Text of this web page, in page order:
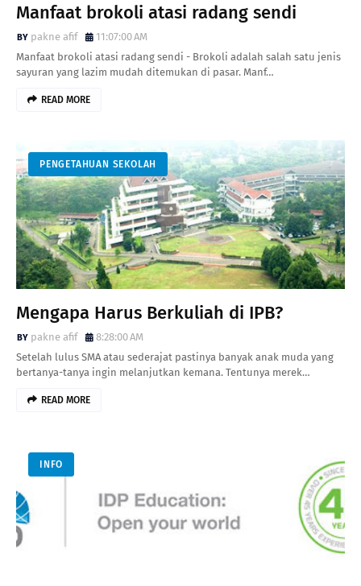
Manfaat brokoli atasi radang sendi
pakne afif
11:07:00 AM
Manfaat brokoli atasi radang sendi - Brokoli adalah salah satu jenis
sayuran yang lazim mudah ditemukan di pasar. Manf…
READ MORE
PENGETAHUAN SEKOLAH
Mengapa Harus Berkuliah di IPB?
pakne afif
8:28:00 AM
Setelah lulus SMA atau sederajat pastinya banyak anak muda yang
bertanya-tanya ingin melanjutkan kemana. Tentunya merek…
READ MORE
INFO